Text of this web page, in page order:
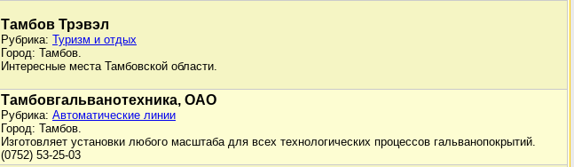
Тамбов Трэвэл
Рубрика: Туризм и отдых
Город: Тамбов.
Интересные места Тамбовской области.
Тамбовгальванотехника, ОАО
Рубрика: Автоматические линии
Город: Тамбов.
Изготовляет установки любого масштаба для всех технологических процессов гальванопокрытий.
(0752) 53-25-03